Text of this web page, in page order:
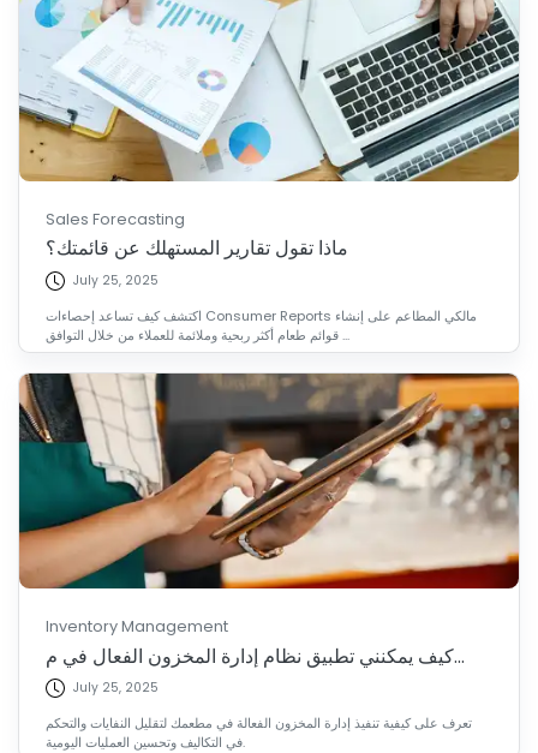
Sales Forecasting
ماذا تقول تقارير المستهلك عن قائمتك؟
July 25, 2025
اكتشف كيف تساعد إحصاءات Consumer Reports مالكي المطاعم على إنشاء
قوائم طعام أكثر ربحية وملائمة للعملاء من خلال التوافق ...
Inventory Management
كيف يمكنني تطبيق نظام إدارة المخزون الفعال في م...
July 25, 2025
تعرف على كيفية تنفيذ إدارة المخزون الفعالة في مطعمك لتقليل النفايات والتحكم
في التكاليف وتحسين العمليات اليومية.